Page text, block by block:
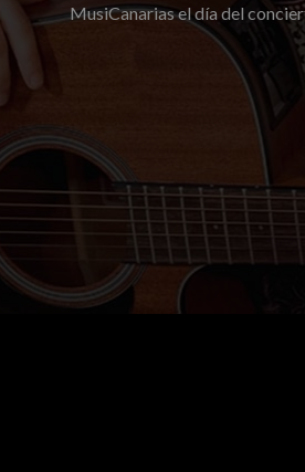
MusiCanarias el día del